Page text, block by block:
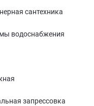
сантехника
водоснабжения
запрессовка